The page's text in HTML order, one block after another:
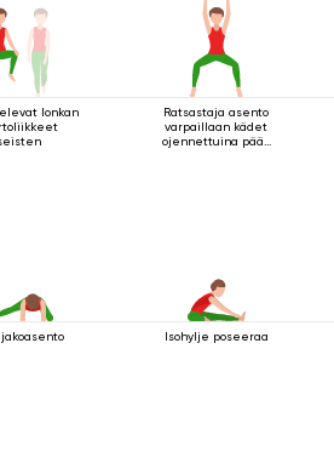
lonkan
Ratsastaja asento
varpaillaan kädet
ojennettuina pään
Isohylje poseeraa